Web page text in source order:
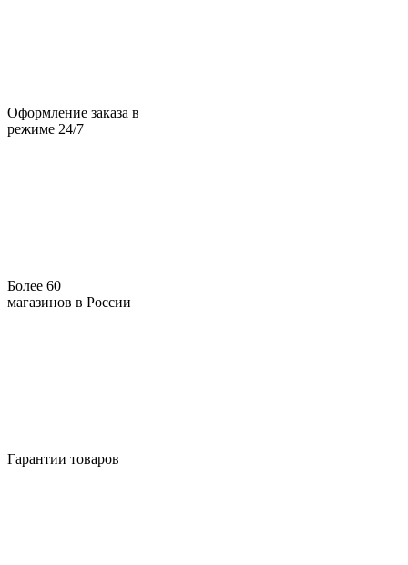
Оформление заказа в
режиме 24/7
Более 60
магазинов в России
Гарантии товаров